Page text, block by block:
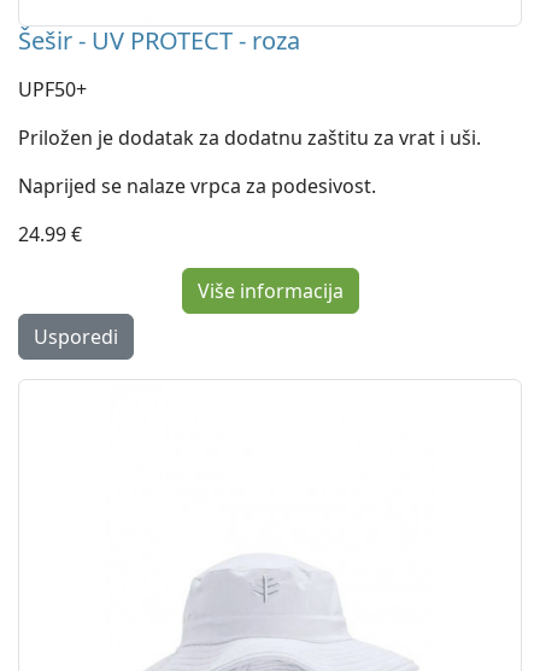
Šešir - UV PROTECT - roza
UPF50+
Priložen je dodatak za dodatnu zaštitu za vrat i uši.
Naprijed se nalaze vrpca za podesivost.
24.99 €
Više informacija
Usporedi